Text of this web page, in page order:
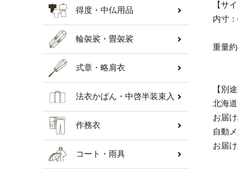
【サ
内寸
重量約
【別
北海
お届
自動
お届
得度・中仏用品
輪袈裟・畳袈裟
式章・略肩衣
法衣かばん・中啓半装束入
作務衣
コート・雨具